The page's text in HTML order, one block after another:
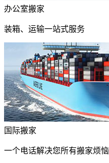
办公室搬家
装箱、运输一站式服务
国际搬家
一个电话解决您所有搬家烦恼